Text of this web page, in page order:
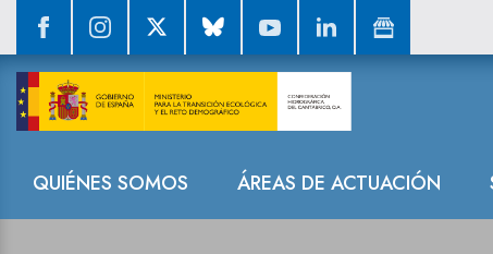
Navegación
QUIÉNES SOMOS ÁREAS DE ACTUACIÓN
Sala de prensa